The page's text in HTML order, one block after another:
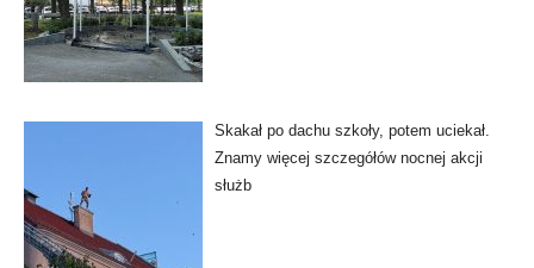
Skakał po dachu szkoły, potem uciekał.
Znamy więcej szczegółów nocnej akcji
służb